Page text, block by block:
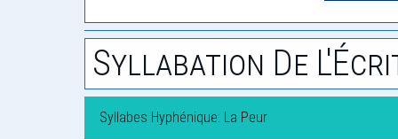
Syllabation De
Syllabes Hyphénique: La Peur